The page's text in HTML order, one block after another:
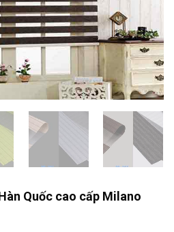
Quốc cao cấp Milano